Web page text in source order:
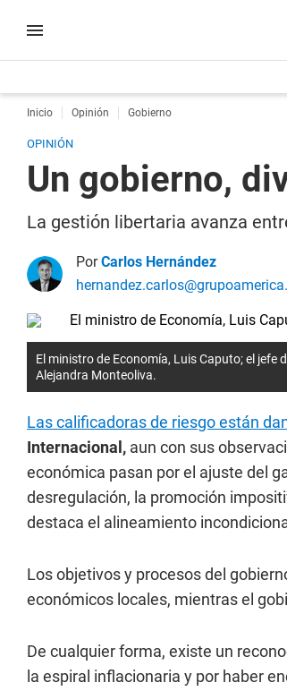
Inicio Opinión Gobierno
OPINIÓN
Un gobierno,
La gestión libertaria avanza
PorCarlos Hernández
El ministro de Economía, Luis Caputo; el jefe
Alejandra Monteoliva.
Las calificadoras de riesgo están
Internacional, aun con sus
económica pasan por el ajuste del
desregulación, la promoción
destaca el alineamiento
Los objetivos y procesos del
económicos locales, mientras el
De cualquier forma, existe un
la espiral inflacionaria y por haber